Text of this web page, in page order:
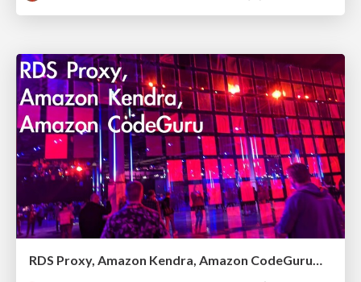
RDS Proxy, Amazon Kendra, Amazon CodeGuruの紹介 #cmregrowth #reinvent